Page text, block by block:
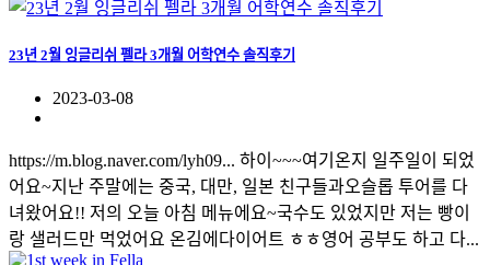
23년 2월 잉글리쉬 펠라 3개월 어학연수 솔직후기
2023-03-08
https://m.blog.naver.com/lyh09... 하이~~~여기온지 일주일이 되었
어요~지난 주말에는 중국, 대만, 일본 친구들과오슬롭 투어를 다
녀왔어요!! 저의 오늘 아침 메뉴에요~국수도 있었지만 저는 빵이
랑 샐러드만 먹었어요 온김에다이어트 ㅎㅎ영어 공부도 하고 다...